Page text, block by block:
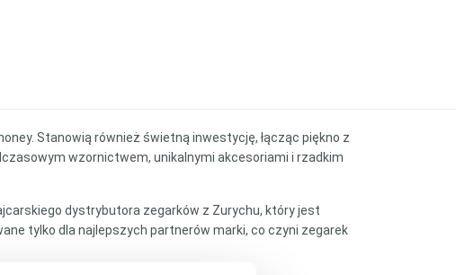
Stanowią również świetną inwestycję, łącząc piękno z
wzornictwem, unikalnymi akcesoriami i rzadkim
dystrybutora zegarków z Zurychu, który jest
tylko dla najlepszych partnerów marki, co czyni zegarek